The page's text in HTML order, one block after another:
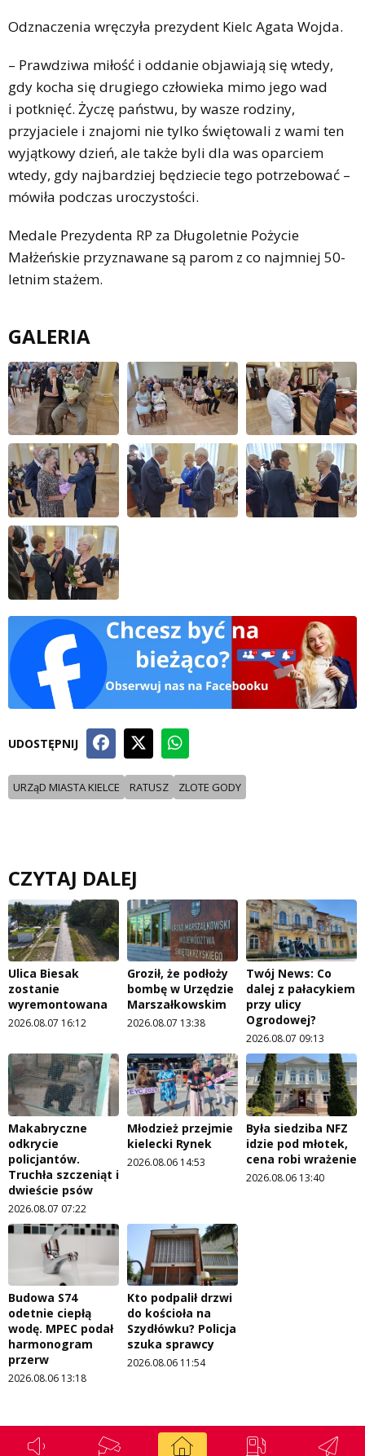
Odznaczenia wręczyła prezydent Kielc Agata Wojda.
– Prawdziwa miłość i oddanie objawiają się wtedy,
gdy kocha się drugiego człowieka mimo jego wad
i potknięć. Życzę państwu, by wasze rodziny,
przyjaciele i znajomi nie tylko świętowali z wami ten
wyjątkowy dzień, ale także byli dla was oparciem
wtedy, gdy najbardziej będziecie tego potrzebować –
mówiła podczas uroczystości.
Medale Prezydenta RP za Długoletnie Pożycie
Małżeńskie przyznawane są parom z co najmniej 50-
letnim stażem.
GALERIA
UDOSTĘPNIJ
URZąD MIASTA KIELCE RATUSZ ZLOTE GODY
CZYTAJ DALEJ
Ulica Biesak
zostanie
wyremontowana
2026.08.07 16:12
Groził, że podłoży
bombę w Urzędzie
Marszałkowskim
2026.08.07 13:38
Twój News: Co
dalej z pałacykiem
przy ulicy
Ogrodowej?
2026.08.07 09:13
Makabryczne
odkrycie
policjantów.
Truchła szczeniąt i
dwieście psów
2026.08.07 07:22
Młodzież przejmie
kielecki Rynek
2026.08.06 14:53
Była siedziba NFZ
idzie pod młotek,
cena robi wrażenie
2026.08.06 13:40
Budowa S74
odetnie ciepłą
wodę. MPEC podał
harmonogram
przerw
2026.08.06 13:18
Kto podpalił drzwi
do kościoła na
Szydłówku? Policja
szuka sprawcy
2026.08.06 11:54